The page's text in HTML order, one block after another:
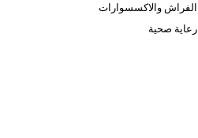
الفراش والاكسسوارات
رعاية صحية